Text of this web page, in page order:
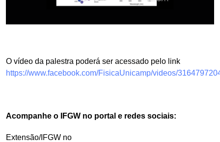
O vídeo da palestra poderá ser acessado pelo link
https://www.facebook.com/FisicaUnicamp/videos/
Acompanhe o IFGW no portal e redes sociais:
Extensão/IFGW no